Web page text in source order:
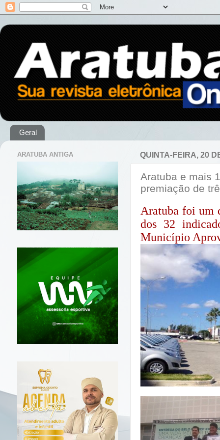
Geral
QUINTA-FEIRA, 20
Aratuba e mais
premiação de
Aratuba foi um
dos 32
Município
ARATUBA ANTIGA